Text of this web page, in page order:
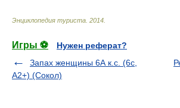
Энциклопедия туриста 2014
Игры ⚽
Нужен реферат?
Запах женщины 6А к.с. (6с,
А2+) (Сокол)